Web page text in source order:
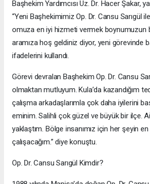
Başhekim Yardımcısı Uz. Dr. Hacer Şakar,
“Yeni Başhekimimiz Op. Dr. Cansu Sarıgül
omuza en iyi hizmeti vermek boynumuzun
aramıza hoş geldiniz diyor, yeni görevinde
ifadelerini kullandı.
Görevi devralan Başhekim Op. Dr. Cansu
olmaktan mutluyum. Kula’da kazandığım
çalışma arkadaşlarımla çok daha iyilerini
eminim. Salihli çok güzel ve büyük bir ilçe.
yaklaştım. Bölge insanımız için her şeyin
çalışacağım.” diye konuştu.
Op. Dr. Cansu Sarıgül Kimdir?